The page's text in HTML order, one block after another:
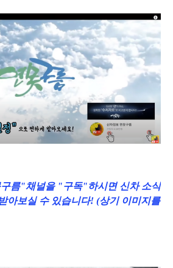
름"채널을 "구독"하시면 신차 소식
아보실 수 있습니다! (상기 이미지를